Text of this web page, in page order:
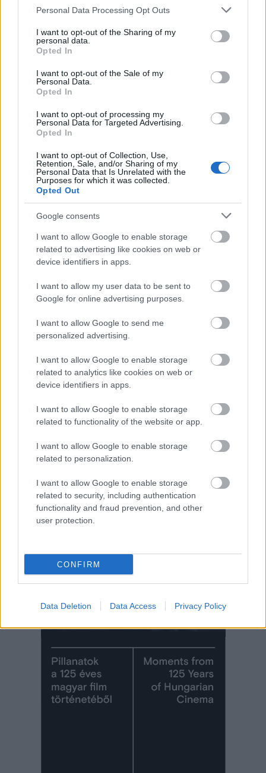
Please note that this website/app uses one or more Google
not limited to your visit or usage behaviour. You may click to
grant or deny consent to Google and its third-party tags to
use your data for below specified purposes in below Google
consent section.
Personal Data Processing Opt Outs
I want to opt-out of the Sharing of my
personal data.
Opted In
I want to opt-out of the Sale of my
Personal Data.
Opted In
I want to opt-out of processing my
Personal Data for Targeted Advertising.
Opted In
I want to opt-out of Collection, Use,
Retention, Sale, and/or Sharing of my
Personal Data that Is Unrelated with the
Purposes for which it was collected.
Opted Out
Google consents
I want to allow Google to enable storage
related to advertising like cookies on web or
device identifiers in apps.
I want to allow my user data to be sent to
Google for online advertising purposes.
I want to allow Google to send me
personalized advertising.
I want to allow Google to enable storage
related to analytics like cookies on web or
device identifiers in apps.
I want to allow Google to enable storage
related to functionality of the website or app.
I want to allow Google to enable storage
related to personalization.
I want to allow Google to enable storage
related to security, including authentication
functionality and fraud prevention, and other
user protection.
CONFIRM
Data Deletion Data Access Privacy Policy
Aktuális kiállításaink